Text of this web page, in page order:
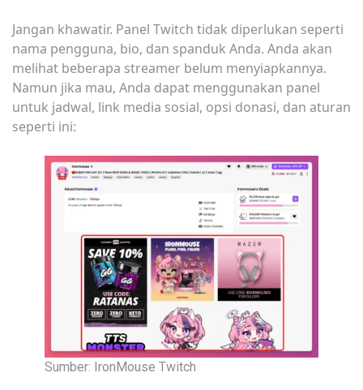
Jangan khawatir. Panel Twitch tidak diperlukan seperti
nama pengguna, bio, dan spanduk Anda. Anda akan
melihat beberapa streamer belum menyiapkannya.
Namun jika mau, Anda dapat menggunakan panel
untuk jadwal, link media sosial, opsi donasi, dan aturan
seperti ini:
Sumber: IronMouse Twitch